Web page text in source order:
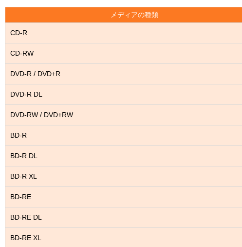
メディアの種類
CD-R
CD-RW
DVD-R / DVD+R
DVD-R DL
DVD-RW / DVD+RW
BD-R
BD-R DL
BD-R XL
BD-RE
BD-RE DL
BD-RE XL